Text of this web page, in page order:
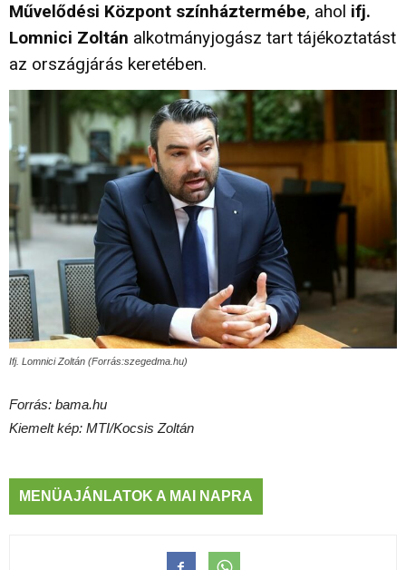
Művelődési Központ színháztermébe, ahol ifj.
Lomnici Zoltán alkotmányjogász tart tájékoztatást
az országjárás keretében.
Ifj. Lomnici Zoltán (Forrás:szegedma.hu)
Forrás: bama.hu
Kiemelt kép: MTI/Kocsis Zoltán
MENÜAJÁNLATOK A MAI NAPRA